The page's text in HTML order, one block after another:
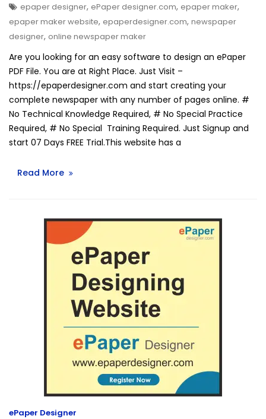
epaper designer, ePaper designer.com, epaper maker,
epaper maker website, epaperdesigner.com, newspaper
designer, online newspaper maker
Are you looking for an easy software to design an ePaper
PDF File. You are at Right Place. Just Visit –
https://epaperdesigner.com and start creating your
complete newspaper with any number of pages online. #
No Technical Knowledge Required, # No Special Practice
Required, # No Special Training Required. Just Signup and
start 07 Days FREE Trial.This website has a
Read More
ePaper Designer